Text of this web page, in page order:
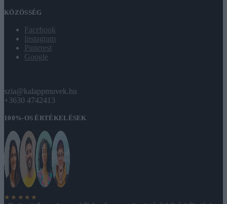
KÖZÖSSÉG
Facebook
Instagram
Pinterest
Google
szia@kalappmuvek.hu
+3630 4742413
100%-OS ÉRTÉKELÉSEK
★★★★★